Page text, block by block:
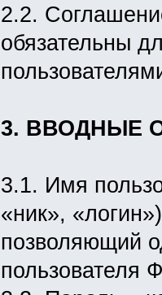
2.2.
обязательны
3. ВВОДНЫЕ
3.1. Имя
«ник»,
позволяющий
пользователя